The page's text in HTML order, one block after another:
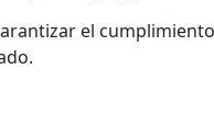
el